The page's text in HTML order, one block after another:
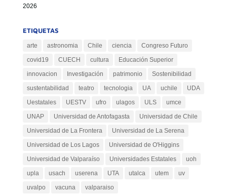
2026
ETIQUETAS
arte astronomia Chile ciencia
Congreso Futuro
covid19
CUECH cultura
Educación Superior
innovacion
Investigación patrimonio
Sostenibilidad
sustentabilidad
teatro tecnologia UA uchile
UDA
Uestatales
UESTV ufro ulagos ULS
umce
UNAP
Universidad de Antofagasta
Universidad de Chile
Universidad de La Frontera
Universidad de La Serena
Universidad de Los Lagos
Universidad de O'Higgins
Universidad de Valparaíso
Universidades Estatales
uoh
upla
usach userena UTA utalca utem
uv
uvalpo
vacuna valparaiso